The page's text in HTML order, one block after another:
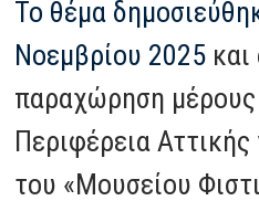
Το θέμα
Νοεμβρίου 2025
παραχώρηση μέρους
Περιφέρεια Αττικής
του «Μουσείου